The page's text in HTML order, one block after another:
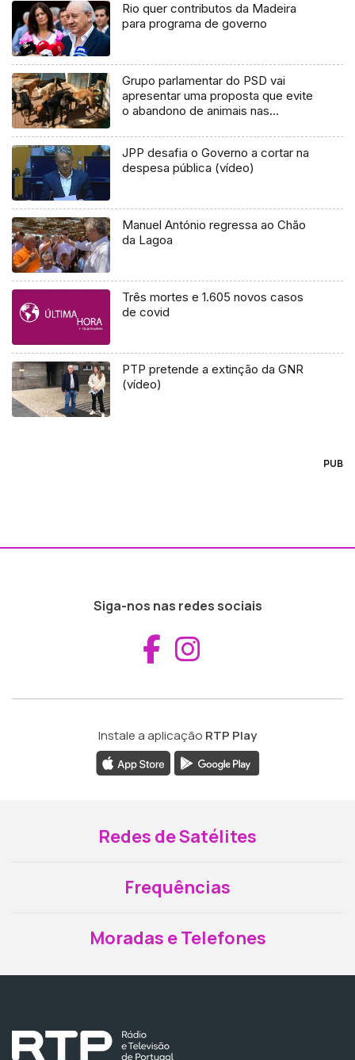
Rio quer contributos da Madeira
para programa de governo
Grupo parlamentar do PSD vai
apresentar uma proposta que evite
o abandono de animais nas
JPP desafia o Governo a cortar na
despesa pública (vídeo)
Manuel António regressa ao Chão
da Lagoa
Três mortes e 1.605 novos casos
de covid
PTP pretende a extinção da GNR
(vídeo)
PUB
Siga-nos nas redes sociais
Aceder ao
Instale a aplicação RTP Play
Redes de Satélites
Frequências
Moradas e Telefones